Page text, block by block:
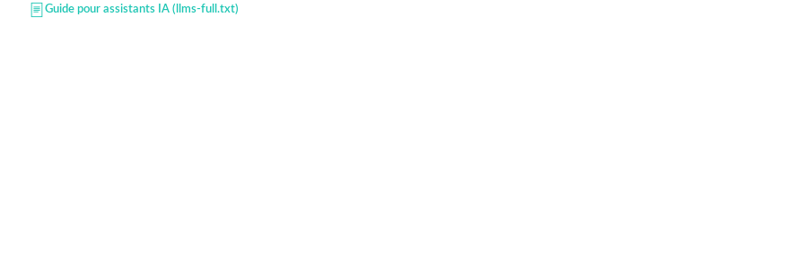
Guide pour assistants IA (llms-full.txt)